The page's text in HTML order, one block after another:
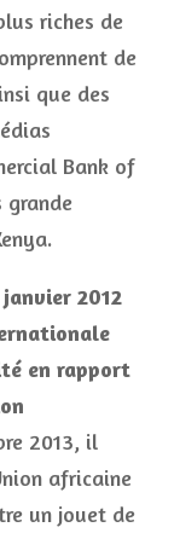
riches de
de
que des
Bank of
grande
2012
en rapport
2013, il
africaine
un jouet de